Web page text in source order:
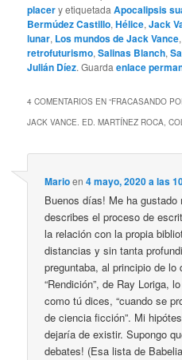
placery etiquetadaApocalipsis
Bermúdez Castillo,Hélice,Jack
lunar, Los mundos de Jack Vance
retrofuturismo,Salinas Blanch,
Julián Díez. Guardaenlace
4 COMENTARIOS EN “FRACASANDO
JACK VANCE. ED. MARTÍNEZ ROCA,
Marioen4 mayo, 2020 a las
Buenos días! Me ha
describes el proceso de
la relación con la propia
distancias y sin tanta
preguntaba, al principio de lo
“Rendición”, de Ray Loriga,
como tú dices, “cuando se
de ciencia ficción”. Mi
dejaría de existir. Supongo
debates! (Esa lista de